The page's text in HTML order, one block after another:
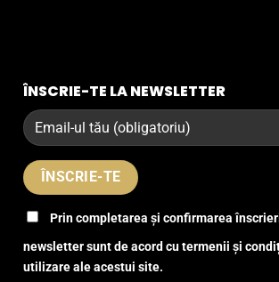
ÎNSCRIE-TE LA NEWSLETTER
Prin completarea și confirmarea
newsletter sunt de acord cu termenii și
utilizare ale acestui site.